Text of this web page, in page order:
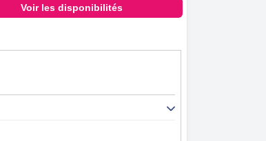
Voir les disponibilités